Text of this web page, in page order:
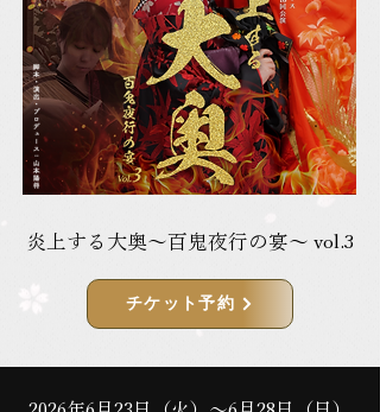
炎上する大奥～百鬼夜行の宴～ vol.3
チケット予約